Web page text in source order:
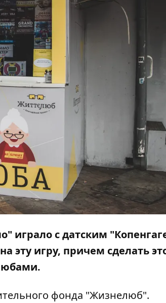
играло с датским
эту игру, причем сделать
фонда "Жизнелюб".